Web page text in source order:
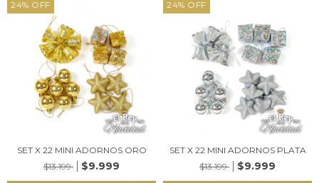
24% OFF
SET X 22 MINI ADORNOS ORO
$13.199
$9.999
24% OFF
SET X 22 MINI ADORNOS PLATA
$13.199
$9.999